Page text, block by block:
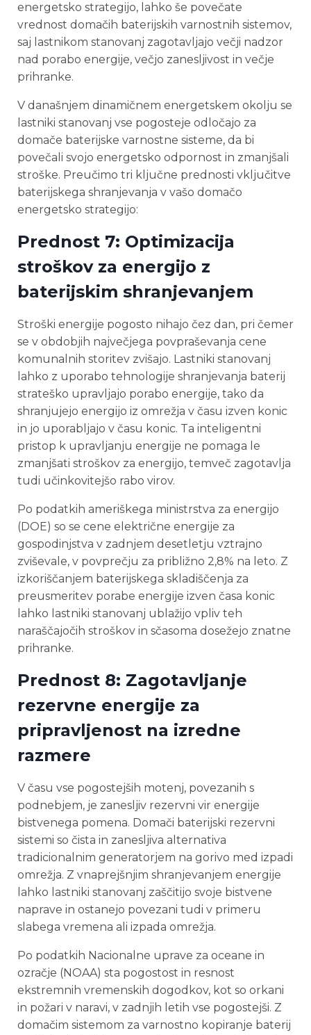
energetsko strategijo, lahko še povečate
vrednost domačih baterijskih varnostnih sistemov,
saj lastnikom stanovanj zagotavljajo večji nadzor
nad porabo energije, večjo zanesljivost in večje
prihranke.
V današnjem dinamičnem energetskem okolju se
lastniki stanovanj vse pogosteje odločajo za
domače baterijske varnostne sisteme, da bi
povečali svojo energetsko odpornost in zmanjšali
stroške. Preučimo tri ključne prednosti vključitve
baterijskega shranjevanja v vašo domačo
energetsko strategijo:
Prednost 7: Optimizacija
stroškov za energijo z
baterijskim shranjevanjem
Stroški energije pogosto nihajo čez dan, pri čemer
se v obdobjih največjega povpraševanja cene
komunalnih storitev zvišajo. Lastniki stanovanj
lahko z uporabo tehnologije shranjevanja baterij
strateško upravljajo porabo energije, tako da
shranjujejo energijo iz omrežja v času izven konic
in jo uporabljajo v času konic. Ta inteligentni
pristop k upravljanju energije ne pomaga le
zmanjšati stroškov za energijo, temveč zagotavlja
tudi učinkovitejšo rabo virov.
Po podatkih ameriškega ministrstva za energijo
(DOE) so se cene električne energije za
gospodinjstva v zadnjem desetletju vztrajno
zviševale, v povprečju za približno 2,8% na leto. Z
izkoriščanjem baterijskega skladiščenja za
preusmeritev porabe energije izven časa konic
lahko lastniki stanovanj ublažijo vpliv teh
naraščajočih stroškov in sčasoma dosežejo znatne
prihranke.
Prednost 8: Zagotavljanje
rezervne energije za
pripravljenost na izredne
razmere
V času vse pogostejših motenj, povezanih s
podnebjem, je zanesljiv rezervni vir energije
bistvenega pomena. Domači baterijski rezervni
sistemi so čista in zanesljiva alternativa
tradicionalnim generatorjem na gorivo med izpadi
omrežja. Z vnaprejšnjim shranjevanjem energije
lahko lastniki stanovanj zaščitijo svoje bistvene
naprave in ostanejo povezani tudi v primeru
slabega vremena ali izpada omrežja.
Po podatkih Nacionalne uprave za oceane in
ozračje (NOAA) sta pogostost in resnost
ekstremnih vremenskih dogodkov, kot so orkani
in požari v naravi, v zadnjih letih vse pogostejši. Z
domačim sistemom za varnostno kopiranje baterij